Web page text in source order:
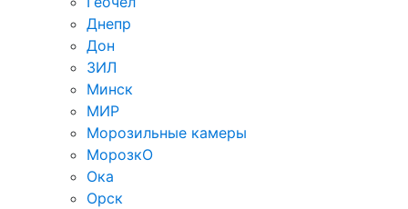
Днепр
Дон
ЗИЛ
Минск
МИР
Морозильные камеры
МорозкО
Ока
Орск